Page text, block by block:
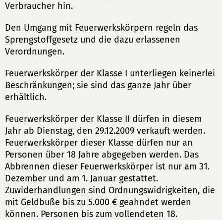
Verbraucher hin.
Den Umgang mit Feuerwerkskörpern regeln das
Sprengstoffgesetz und die dazu erlassenen
Verordnungen.
Feuerwerkskörper der Klasse I unterliegen keinerlei
Beschränkungen; sie sind das ganze Jahr über
erhältlich.
Feuerwerkskörper der Klasse II dürfen in diesem
Jahr ab Dienstag, den 29.12.2009 verkauft werden.
Feuerwerkskörper dieser Klasse dürfen nur an
Personen über 18 Jahre abgegeben werden. Das
Abbrennen dieser Feuerwerkskörper ist nur am 31.
Dezember und am 1. Januar gestattet.
Zuwiderhandlungen sind Ordnungswidrigkeiten, die
mit Geldbuße bis zu 5.000 € geahndet werden
können. Personen bis zum vollendeten 18.